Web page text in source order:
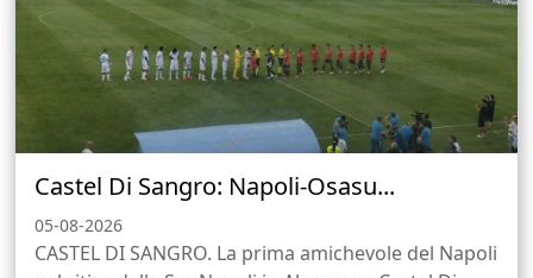
Castel Di Sangro: Napoli-Osasu...
05-08-2026
CASTEL DI SANGRO. La prima amichevole del Napoli